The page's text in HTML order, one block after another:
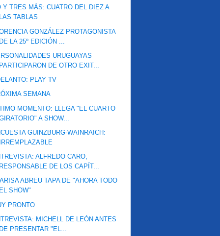
Y TRES MÁS: CUATRO DEL DIEZ A
TABLAS
GONZÁLEZ PROTAGONISTA
LA 25º EDICIÓN ...
URUGUAYAS
DE OTRO EXIT...
PLAY TV
SEMANA
MOMENTO: LLEGA "EL CUARTO
A SHOW...
GUINZBURG-WAINRAICH:
ALFREDO CARO,
DE LOS CAPÍT...
ABREU TAPA DE "AHORA TODO
SHOW"
PRONTO
MICHELL DE LEÓN ANTES
PRESENTAR "EL...